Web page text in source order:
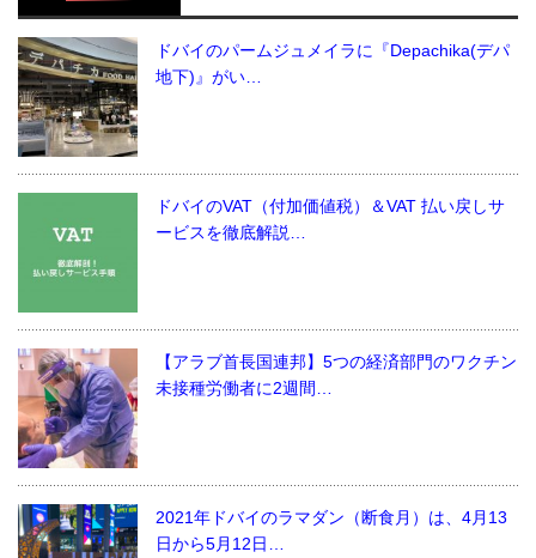
ドバイのパームジュメイラに『Depachika(デパ
地下)』がい…
ドバイのVAT（付加価値税）＆VAT 払い戻しサ
ービスを徹底解説…
【アラブ首長国連邦】5つの経済部門のワクチン
未接種労働者に2週間…
2021年ドバイのラマダン（断食月）は、4月13
日から5月12日…